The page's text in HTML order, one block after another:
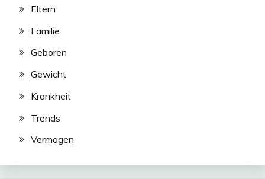
Eltern
Familie
Geboren
Gewicht
Krankheit
Trends
Vermogen